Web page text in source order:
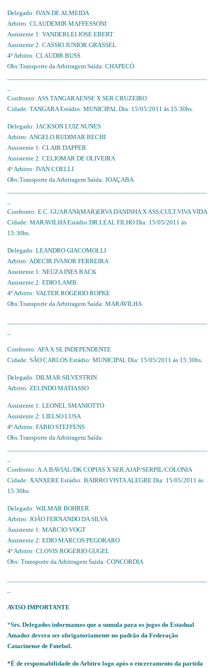
Delegado: IVAN DE ALMEIDA
Arbitro: CLAUDEMIR MAFFESSONI
Assistente 1: VANDERLEI JOSE EBERT
Assistente 2: CASSIO JUNIOR GRASSEL
4º Arbitro: CLAUDIR BUSS
Obs:Transporte da Arbitragem Saída: CHAPECÓ
Confronto: ASS.TANGARAENSE X SER.CRUZEIRO
Cidade: TANGARA Estádio: MUNICIPAL Dia: 15/05/2011 ás 15:30hs.
Delegado: JACKSON LUIZ NUNES
Arbitro: ANGELO RUDIMAR BECHI
Assistente 1: CLAIR DAPPER
Assistente 2: CELIOMAR DE OLIVEIRA
4º Arbitro: IVAN COELLI
Obs:Transporte da Arbitragem Saída: JOAÇABA
Confronto: E.C. GUARANI(MAR)ERVA DANINHA X ASS.CULT.VIVA VIDA
Cidade: MARAVILHA Estádio:DR.LEAL FILHO Dia: 15/05/2011 ás
15:30hs.
Delegado: LEANDRO GIACOMOLLI
Arbitro: ADECIR IVANOR FERREIRA
Assistente 1: NEUZA INES BACK
Assistente 2: EDIO LAMB
4º Arbitro: VALTER ROGERIO ROPKE
Obs:Transporte da Arbitragem Saída: MARAVILHA
Confronto: AFA X SE.INDEPENDENTE
Cidade: SÃO CARLOS Estádio: MUNICIPAL Dia: 15/05/2011 ás 15:30hs.
Delegado: DILMAR SILVESTRIN
Arbitro: ZELINDO MATIASSO
Assistente 1: LEONEL SMANIOTTO
Assistente 2: LIELSO LUSA
4º Arbitro: FABIO STEFFENS
Obs:Transporte da Arbitragem Saída:
Confronto: A.A.BAVIAL/DK COPIAS X SER.AJAP/SERPIL/COLONIA
Cidade: XANXERE Estádio: BAIRRO VISTA ALEGRE Dia: 15/05/2011 ás
15:30hs.
Delegado: WILMAR BOHRER
Arbitro: JOÃO FERNANDO DA SILVA
Assistente 1: MARCIO VOGT
Assistente 2: EDIO MARCOS PEGORARO
4º Arbitro: CLOVIS ROGERIO GUGEL
Obs: Transporte da Arbitragem Saida: CONCORDIA
AVISO IMPORTANTE
*Srs. Delegados informamos que a sumula para os jogos do Estadual
Amador devera ser obrigatoriamente no padrão da Federação
Catarinense de Futebol.
*É de responsabilidade do Arbitro logo após o encerramento da partida